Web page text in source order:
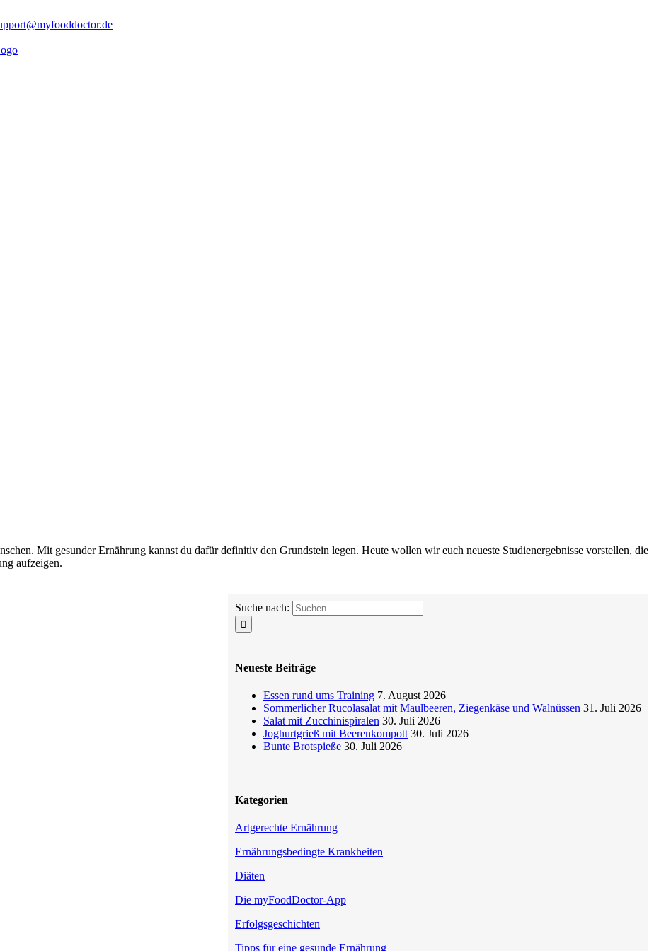
Mit gesunder Ernährung kannst du dafür definitiv den Grundstein legen. Heute wollen wir euch neueste Studienergebnisse vorstellen, die
aufzeigen.
Suche nach:
Neueste Beiträge
Essen rund ums Training 7. August 2026
Sommerlicher Rucolasalat mit Maulbeeren, Ziegenkäse und Walnüssen 31. Juli 2026
Salat mit Zucchinispiralen 30. Juli 2026
Joghurtgrieß mit Beerenkompott 30. Juli 2026
Bunte Brotspieße 30. Juli 2026
Kategorien
Artgerechte Ernährung
Ernährungsbedingte Krankheiten
Diäten
Die myFoodDoctor-App
Erfolgsgeschichten
Tipps für eine gesunde Ernährung